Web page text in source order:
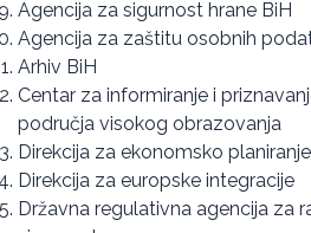
Agencija za sigurnost hrane BiH
Agencija za zaštitu osobnih
Arhiv BiH
Centar za informiranje i
područja visokog obrazovanja
Direkcija za ekonomsko planiranje
Direkcija za europske integracije
Državna regulativna agencija za